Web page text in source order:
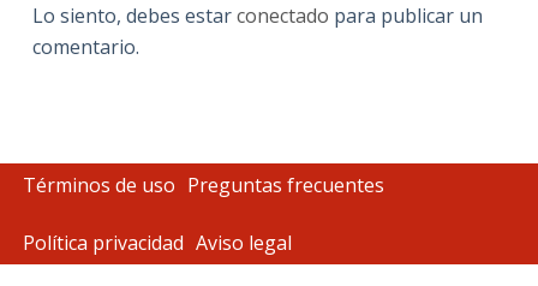
Lo siento, debes estarconectado para publicar un
comentario.
Términos de uso Preguntas frecuentes
Política privacidad Aviso legal